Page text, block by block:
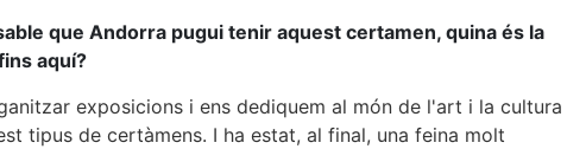
que Andorra pugui tenir aquest certamen, quina és la
aquí?
exposicions i ens dediquem al món de l'art i la cultura
tipus de certàmens. I ha estat, al final, una feina molt